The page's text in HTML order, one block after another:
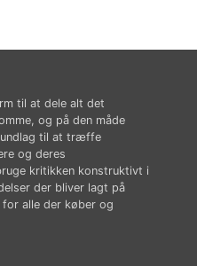
til at dele alt det
og på den måde
til at træffe
og deres
kritikken konstruktivt i
der bliver lagt på
alle der køber og